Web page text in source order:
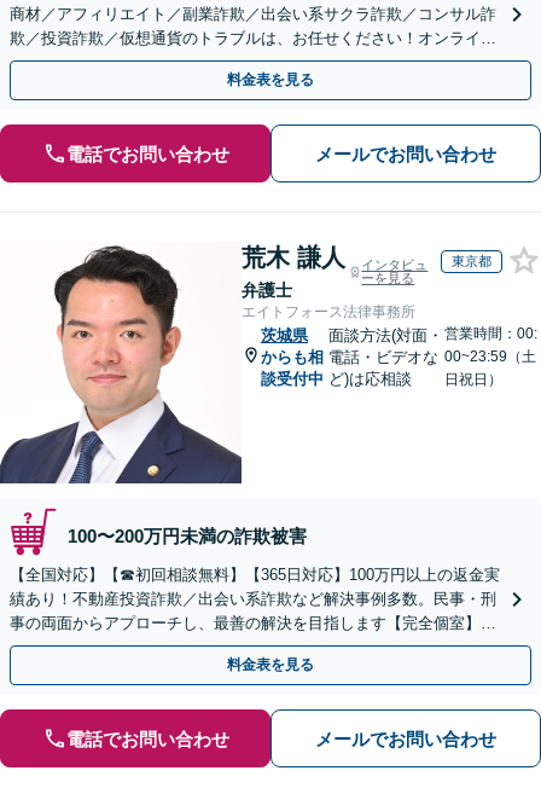
商材／アフィリエイト／副業詐欺／出会い系サクラ詐欺／コンサル詐
欺／投資詐欺／仮想通貨のトラブルは、お任せください！オンライン
のみで解決も可能！
料金表を見る
電話でお問い合わせ メールでお問い合わせ
荒木 謙人
弁護士
インタビュ
ーを見る
東京都
エイトフォース法律事務所
茨城県
からも相
談受付中
面談方法(対面・
電話・ビデオな
ど)は応相談
営業時間：00:
00~23:59（土
日祝日）
100〜200万円未満の詐欺被害
【全国対応】【☎︎初回相談無料】【365日対応】100万円以上の返金実
績あり！不動産投資詐欺／出会い系詐欺など解決事例多数。民事・刑
事の両面からアプローチし、最善の解決を目指します【完全個室】
【代々木駅3分】
料金表を見る
電話でお問い合わせ メールでお問い合わせ